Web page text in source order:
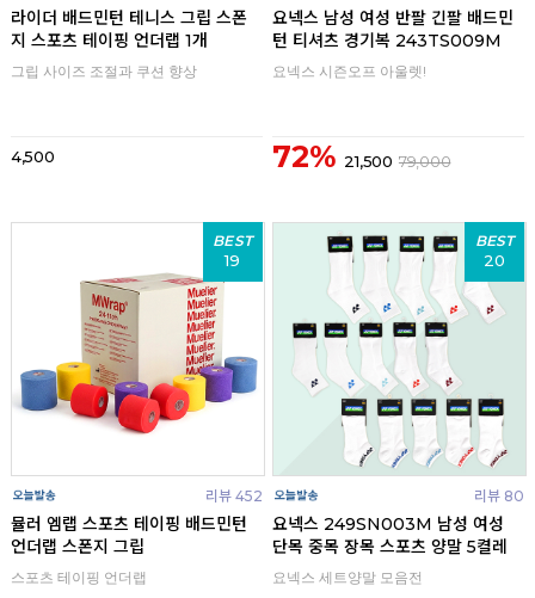
라이더 배드민턴 테니스 그립 스폰
지 스포츠 테이핑 언더랩 1개
그립 사이즈 조절과 쿠션 향상
4,500
요넥스 남성 여성 반팔 긴팔 배드민
턴 티셔츠 경기복 243TS009M
요넥스 시즌오프 아울렛!
72% 21,500 79,000
BEST
19
리뷰 452
뮬러 엠랩 스포츠 테이핑 배드민턴
언더랩 스폰지 그립
스포츠 테이핑 언더랩
BEST
20
리뷰 80
요넥스 249SN003M 남성 여성
단목 중목 장목 스포츠 양말 5켤레
요넥스 세트양말 모음전